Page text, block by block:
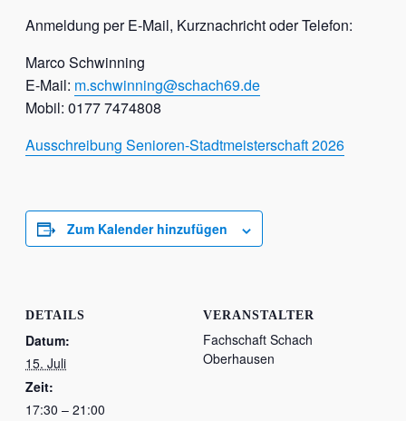
Anmeldung per E-Mail, Kurznachricht oder Telefon:
Marco Schwinning
E-Mail: m.schwinning@schach69.de
Mobil: 0177 7474808
Ausschreibung Senioren-Stadtmeisterschaft 2026
Zum Kalender hinzufügen
DETAILS
Datum:
15. Juli
Zeit:
17:30 – 21:00
VERANSTALTER
Fachschaft Schach
Oberhausen